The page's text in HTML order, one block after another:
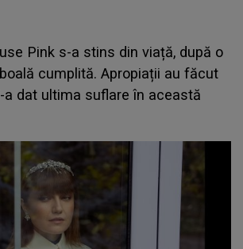
Pink s-a stins din viață, după o
cumplită. Apropiații au făcut
a dat ultima suflare în această